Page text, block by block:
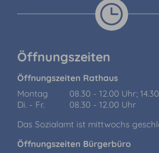
Öffnungszeiten
Öffnungszeiten Rathaus
Montag
08.30 - 12.00 Uhr;
Di. - Fr.
08.30 - 12.00 Uhr
Das Sozialamt ist mittwochs
Öffnungszeiten Bürgerbüro